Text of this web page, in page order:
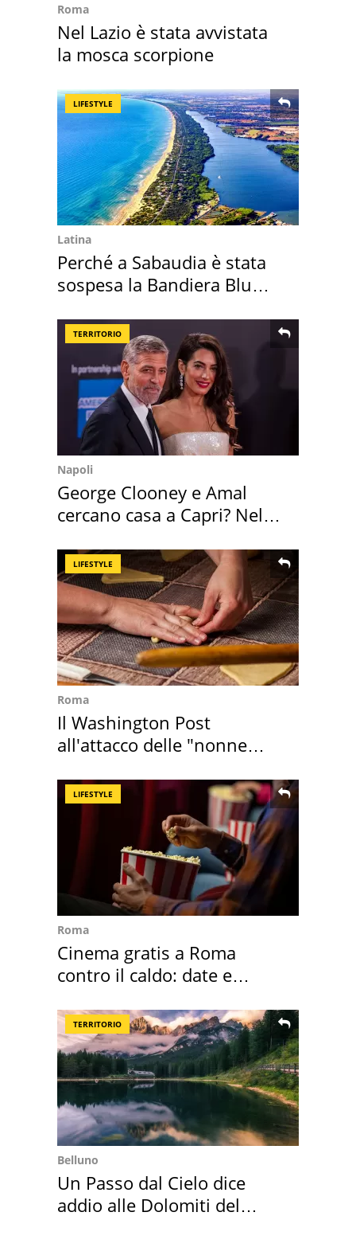
Roma
Nel Lazio è stata avvistata
la mosca scorpione
LIFESTYLE
Latina
Perché a Sabaudia è stata
sospesa la Bandiera Blu
TERRITORIO
Napoli
George Clooney e Amal
cercano casa a Capri? Nel
LIFESTYLE
Roma
Il Washington Post
all'attacco delle "nonne
LIFESTYLE
Roma
Cinema gratis a Roma
contro il caldo: date e
TERRITORIO
Belluno
Un Passo dal Cielo dice
addio alle Dolomiti del